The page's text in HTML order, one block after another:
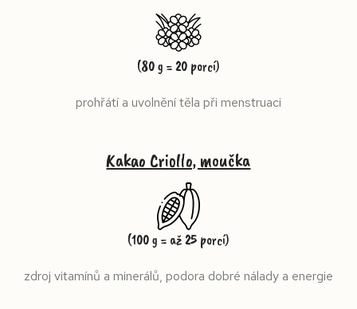
(80 g = 20 porcí)
prohřátí a uvolnění těla při menstruaci
Kakao Criollo, moučka
(100 g = až 25 porcí)
zdroj vitamínů a minerálů, podora dobré nálady a energie